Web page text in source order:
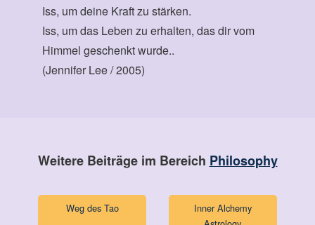
Iss, um deine Kraft zu stärken.
Iss, um das Leben zu erhalten, das dir vom
Himmel geschenkt wurde..
(Jennifer Lee / 2005)
Weitere Beiträge im Bereich Philosophy
Weg des Tao
Inner Alchemy